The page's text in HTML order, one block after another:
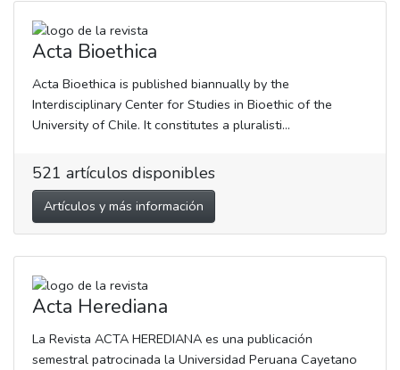
Acta Bioethica
Acta Bioethica is published biannually by the
Interdisciplinary Center for Studies in Bioethic of the
University of Chile. It constitutes a pluralisti...
521 artículos disponibles
Artículos y más información
Acta Herediana
La Revista ACTA HEREDIANA es una publicación
semestral patrocinada la Universidad Peruana Cayetano